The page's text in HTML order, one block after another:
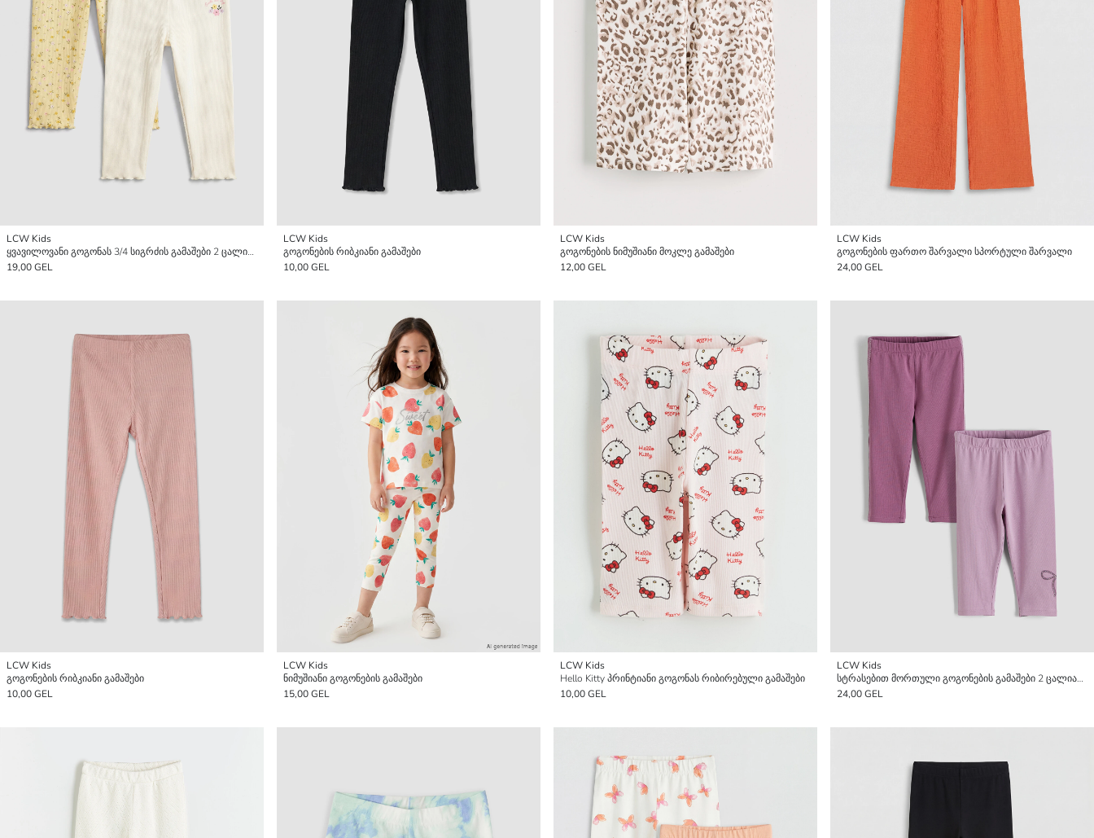
LCW Kids
ყვავილოვანი გოგონას 3/4 სიგრძის გამაშები 2 ცალიანი პაკეტი
19,00 GEL
LCW Kids
გოგონების რიბკიანი გამაშები
10,00 GEL
LCW Kids
გოგონების ნიმუშიანი მოკლე გამაშები
12,00 GEL
LCW Kids
გოგონების ფართო შარვალი სპორტული შარვალი
24,00 GEL
LCW Kids
გოგონების რიბკიანი გამაშები
10,00 GEL
LCW Kids
ნიმუშიანი გოგონების გამაშები
15,00 GEL
LCW Kids
Hello Kitty პრინტიანი გოგონას რიბირებული გამაშები
10,00 GEL
LCW Kids
სტრასებით მორთული გოგონების გამაშები 2 ცალიანი პაკეტი
24,00 GEL